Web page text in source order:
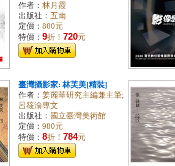
作者： 林月霞
出版社： 五南
定價： 800元
特價： 9折！ 720元
臺灣攝影家: 林芙美[精裝]
作者： 姜麗華研究主編兼主筆;
呂筱渝專文
出版社： 國立臺灣美術館
定價： 980元
特價： 8折！ 784元